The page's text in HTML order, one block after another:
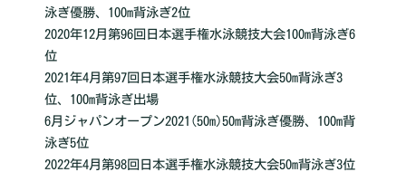
泳ぎ優勝、100m背泳ぎ2位
2020年12月第96回日本選手権水泳競技大会100m背泳ぎ6
位
2021年4月第97回日本選手権水泳競技大会50m背泳ぎ3
位、100m背泳ぎ出場
6月ジャパンオープン2021(50m)50m背泳ぎ優勝、100m背
泳ぎ5位
2022年4月第98回日本選手権水泳競技大会50m背泳ぎ3位